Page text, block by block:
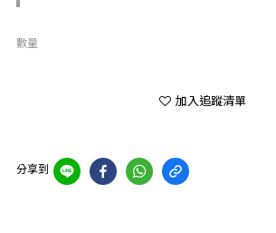
數量
加入追蹤清單
分享到